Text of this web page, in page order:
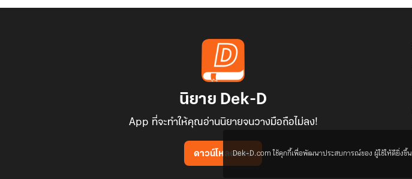
นิยาย Dek-D
App ที่จะทำให้คุณอ่านนิยายจนวางมือถือไม่ลง!
ดาวน์โหลดแอปDek-D.com ใช้คุกกี้เพื่อพัฒนาประสบการณ์ของ ผู้ใช้ให้ดียิ่งขึ้น